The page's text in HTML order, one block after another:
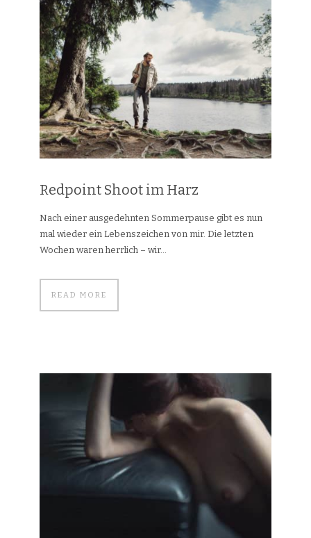
Redpoint Shoot im Harz
Nach einer ausgedehnten Sommerpause gibt es nun
mal wieder ein Lebenszeichen von mir. Die letzten
Wochen waren herrlich – wir...
READ MORE